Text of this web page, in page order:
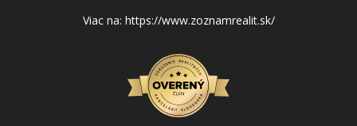
Viac na: https://www.zoznamrealit.sk/